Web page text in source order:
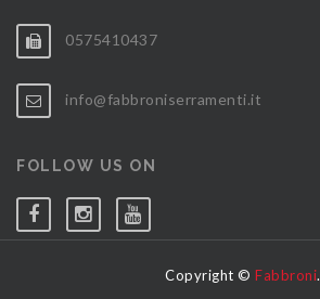
0575410437
info@fabbroniserramenti.it
FOLLOW US ON
Copyright ©Fabbroni.